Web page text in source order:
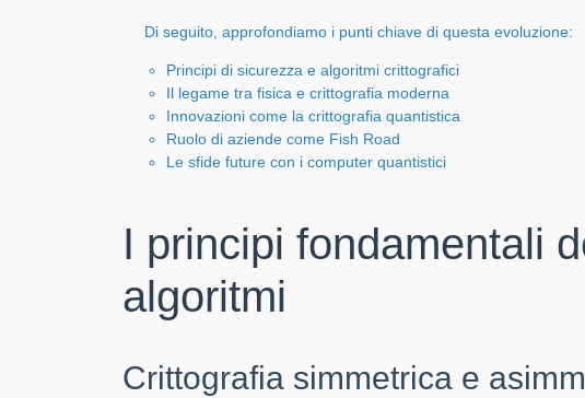
Di seguito, approfondiamo i punti chiave di questa evoluzione:
Principi di sicurezza e algoritmi crittografici
Il legame tra fisica e crittografia moderna
Innovazioni come la crittografia quantistica
Ruolo di aziende come Fish Road
Le sfide future con i computer quantistici
I principi fondamentali
algoritmi
Crittografia simmetrica e